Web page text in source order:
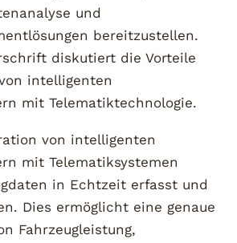
und
bereitzustellen.
diskutiert die Vorteile
intelligenten
mit Telematiktechnologie.
von intelligenten
mit Telematiksystemen
in Echtzeit erfasst und
Dies ermöglicht eine genaue
Fahrzeugleistung,